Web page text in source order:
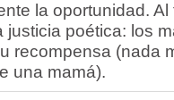
la oportunidad.
justicia poética: los
recompensa (nada
una mamá).